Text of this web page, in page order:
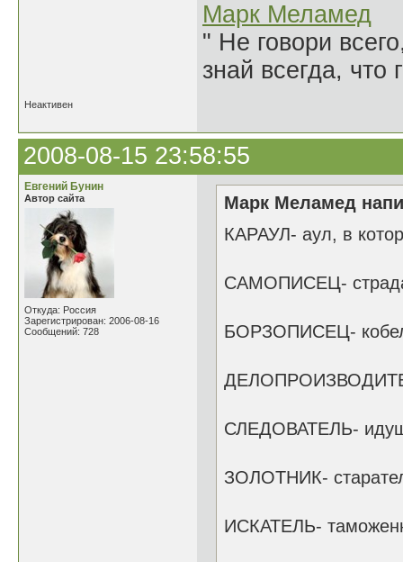
Марк Меламед
" Не говори
знай всегда, что
Неактивен
2008-08-15 23:58:55
Евгений Бунин
Автор сайта
Откуда: Россия
Зарегистрирован: 2006-08-16
Сообщений: 728
Марк Меламед
КАРАУЛ- аул, в
САМОПИСЕЦ-
БОРЗОПИСЕЦ-
СЛЕДОВАТЕЛЬ-
ЗОЛОТНИК-
ИСКАТЕЛЬ-